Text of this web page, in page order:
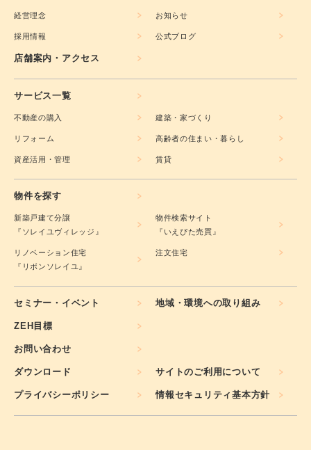
経営理念 お知らせ
採用情報 公式ブログ
店舗案内・アクセス
サービス一覧
不動産の購入 建築・家づくり
リフォーム 高齢者の住まい・暮らし
資産活用・管理 賃貸
物件を探す
新築戸建て分譲
『ソレイユヴィレッジ』
物件検索サイト
『いえぴた売買』
リノベーション住宅
『リボンソレイユ』
注文住宅
セミナー・イベント 地域・環境への取り組み
ZEH目標
お問い合わせ
ダウンロード サイトのご利用について
プライバシーポリシー 情報セキュリティ基本方針